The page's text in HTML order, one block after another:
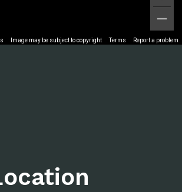
Image may be subject to copyright Terms Report a problem